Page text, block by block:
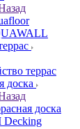
террас
доска
доска
Decking